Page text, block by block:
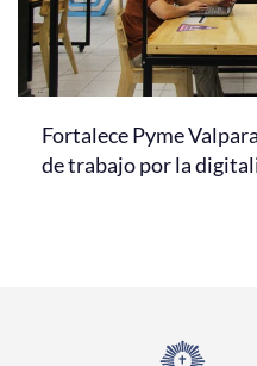
Fortalece Pyme
de trabajo por la